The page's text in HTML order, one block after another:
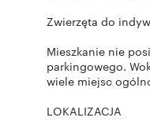
Zwierzęta do
Mieszkanie nie
parkingowego.
wiele miejsc
LOKALIZACJA